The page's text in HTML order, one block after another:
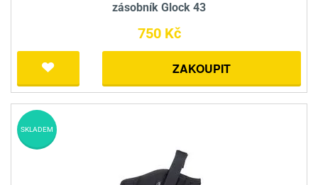
zásobník Glock 43
750 Kč
ZAKOUPIT
SKLADEM